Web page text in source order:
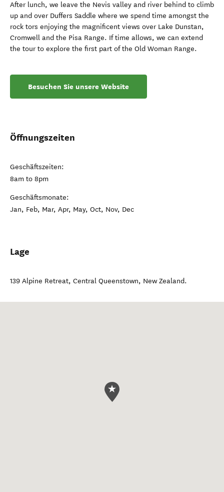
After lunch, we leave the Nevis valley and river behind to climb
up and over Duffers Saddle where we spend time amongst the
rock tors enjoying the magnificent views over Lake Dunstan,
Cromwell and the Pisa Range. If time allows, we can extend
the tour to explore the first part of the Old Woman Range.
Besuchen Sie unsere Website
Öffnungszeiten
Geschäftszeiten:
8am to 8pm
Geschäftsmonate:
Jan, Feb, Mar, Apr, May, Oct, Nov, Dec
Lage
139 Alpine Retreat, Central Queenstown, New Zealand.